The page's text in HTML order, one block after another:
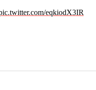
eqkiodX3IR